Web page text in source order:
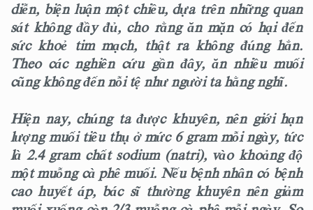
diễn, biện luận một chiều, dựa trên những quan
sát không đầy đủ, cho rằng ăn mặn có hại đến
sức khoẻ tim mạch, thật ra không đúng hẳn.
Theo các nghiên cứu gần đây, ăn nhiều muối
cũng không đến nỗi tệ như người ta hằng nghĩ.
Hiện nay, chúng ta được khuyên, nên giới hạn
lượng muối tiêu thụ ở mức 6 gram mỗi ngày, tức
là 2.4 gram chất sodium (natri), vào khoảng độ
một muỗng cà phê muối. Nếu bệnh nhân có bệnh
cao huyết áp, bác sĩ thường khuyên nên giảm